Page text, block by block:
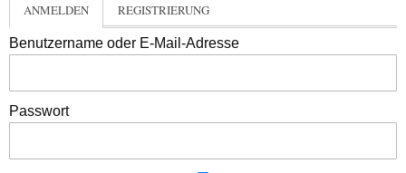
ANMELDEN REGISTRIERUNG
Benutzername oder E-Mail-Adresse
Passwort